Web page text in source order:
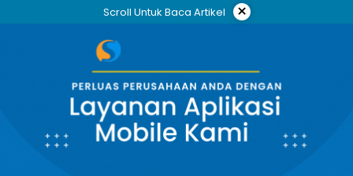
Scroll Untuk Baca Artikel ×